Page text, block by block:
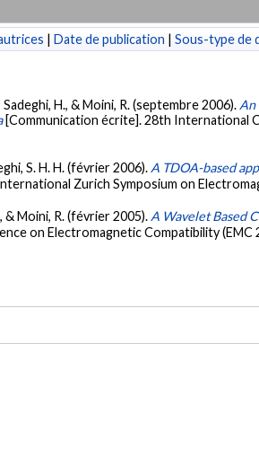
| Date de publication | Sous-type de
H., & Moini, R. (septembre 2006). An
[Communication écrite]. 28th International
S. H. H. (février 2006). A TDOA-based
Zurich Symposium on
& Moini, R. (février 2005). A Wavelet Based
on Electromagnetic Compatibility (EMC